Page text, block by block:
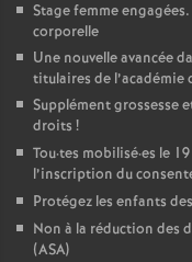
Stage femme
corporelle
Une nouvelle avancée
titulaires de l’académie
Supplément grossesse
droits !
Tou·tes mobilisé·es le
l’inscription du
Protégez les enfants
Non à la réduction des
(ASA)